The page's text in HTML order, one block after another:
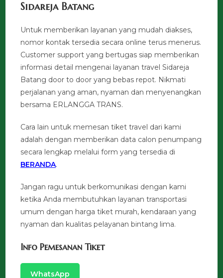
Sidareja Batang
Untuk memberikan layanan yang mudah diakses,
nomor kontak tersedia secara online terus menerus.
Customer support yang bertugas siap memberikan
informasi detail mengenai layanan travel Sidareja
Batang door to door yang bebas repot. Nikmati
perjalanan yang aman, nyaman dan menyenangkan
bersama ERLANGGA TRANS.
Cara lain untuk memesan tiket travel dari kami
adalah dengan memberikan data calon penumpang
secara lengkap melalui form yang tersedia di
BERANDA.
Jangan ragu untuk berkomunikasi dengan kami
ketika Anda membutuhkan layanan transportasi
umum dengan harga tiket murah, kendaraan yang
nyaman dan kualitas pelayanan bintang lima.
Info Pemesanan Tiket
WhatsApp